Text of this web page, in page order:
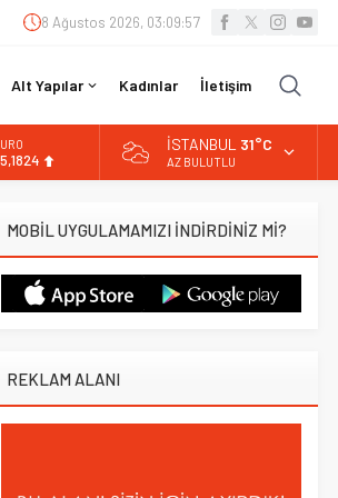
8 Ağustos 2026, 03:09:58
Alt Yapılar Kadınlar İletişim
13.779,39
DOLAR
İSTANBUL 31°C
AZ BULUTLU
MOBİL UYGULAMAMIZI İNDİRDİNİZ Mİ?
REKLAM ALANI